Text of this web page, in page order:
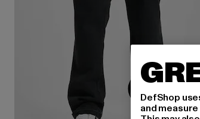
DefShop
and